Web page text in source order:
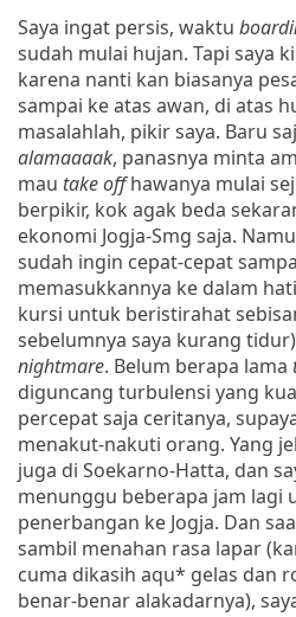
Saya ingat persis, waktu
sudah mulai hujan. Tapi saya
karena nanti kan biasanya
sampai ke atas awan, di atas
masalahlah, pikir saya. Baru
alamaaaak, panasnya minta
mau take offhawanya mulai
berpikir, kok agak beda
ekonomi Jogja-Smg saja.
sudah ingin cepat-cepat
memasukkannya ke dalam
kursi untuk beristirahat
sebelumnya saya kurang
nightmare. Belum berapa lama
diguncang turbulensi yang
percepat saja ceritanya,
menakut-nakuti orang. Yang
juga di Soekarno-Hatta, dan
menunggu beberapa jam lagi
penerbangan ke Jogja. Dan
sambil menahan rasa lapar
cuma dikasih aqu* gelas dan
benar-benar alakadarnya),